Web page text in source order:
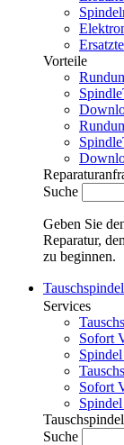
Vorteile
Suche
Geben Sie
Reparatur,
zu beginnen.
Tauschspindel
Services
Sofort
Sofort
Suche